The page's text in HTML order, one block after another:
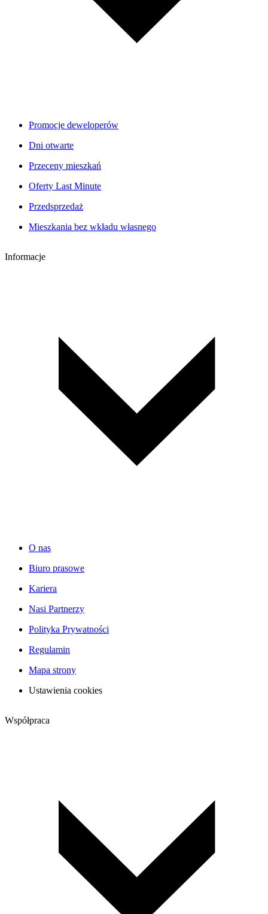
Promocje deweloperów
Dni otwarte
Przeceny mieszkań
Oferty Last Minute
Przedsprzedaż
Mieszkania bez wkładu własnego
Informacje
O nas
Biuro prasowe
Kariera
Nasi Partnerzy
Polityka Prywatności
Regulamin
Mapa strony
Ustawienia cookies
Współpraca